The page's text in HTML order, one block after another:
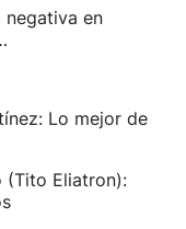
negativa en
Lo mejor de
(Tito Eliatron):